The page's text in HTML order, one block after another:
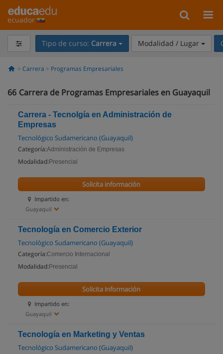
ecuador
Tipo de curso: Carrera Modalidad / Lugar
Carrera Programas Empresariales
66 Carrera de Programas Empresariales en Guayaquil
Carrera - Tecnolgía en Administración de
Empresas
Tecnológico Sudamericano (Guayaquil)
Categoría:Administración de Empresas
Modalidad: Presencial
Impartido en:
Guayaquil
Solicita información
Tecnología en Comercio Exterior
Tecnológico Sudamericano (Guayaquil)
Categoría:Comercio Internacional
Modalidad: Presencial
Impartido en:
Guayaquil
Solicita información
Tecnología en Marketing y Ventas
Tecnológico Sudamericano (Guayaquil)